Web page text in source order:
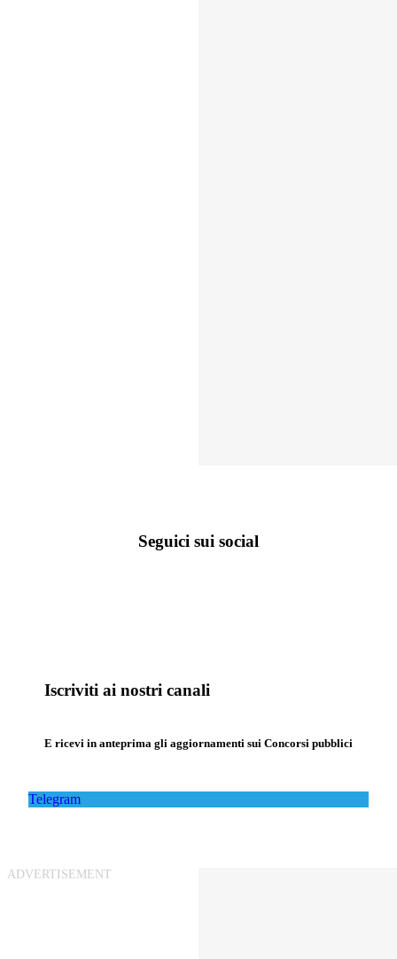
Seguici sui social
Iscriviti ai nostri canali
E ricevi in anteprima gli aggiornamenti sui Concorsi pubblici
Telegram